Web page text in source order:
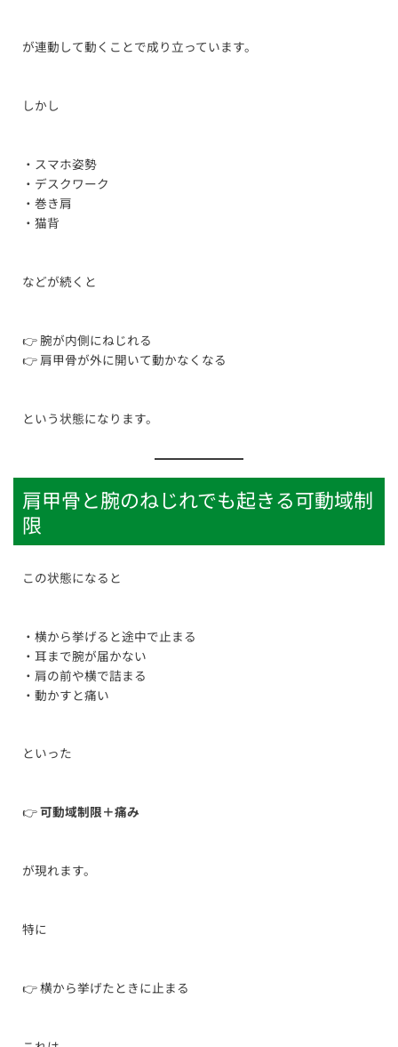
が連動して動くことで成り立っています。
しかし
・スマホ姿勢
・デスクワーク
・巻き肩
・猫背
などが続くと
👉 腕が内側にねじれる
👉 肩甲骨が外に開いて動かなくなる
という状態になります。
肩甲骨と腕のねじれでも起きる可動域制
限
この状態になると
・横から挙げると途中で止まる
・耳まで腕が届かない
・肩の前や横で詰まる
・動かすと痛い
といった
👉可動域制限＋痛み
が現れます。
特に
👉 横から挙げたときに止まる